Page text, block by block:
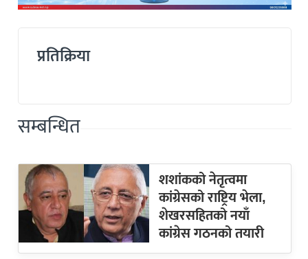
प्रतिक्रिया
सम्बन्धित
शशांकको नेतृत्वमा
कांग्रेसको राष्ट्रिय भेला,
शेखरसहितको नयाँ
कांग्रेस गठनको तयारी